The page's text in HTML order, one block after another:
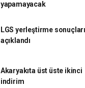
yapamayacak
LGS yerleştirme sonuçları
açıklandı
Akaryakıta üst üste ikinci
indirim